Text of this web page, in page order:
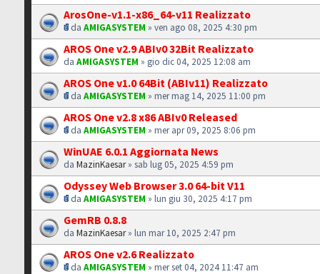
ArosOne-v1.1-x86_64-v11 Realizzato
daAMIGASYSTEM » ven ago 08, 2025 4:30 pm
AROS One v2.9 ABIv0 32Bit Realizzato
daAMIGASYSTEM » gio dic 04, 2025 12:08 am
AROS One v1.0 64Bit (ABIv11) Realizzato
daAMIGASYSTEM » mer mag 14, 2025 11:00 pm
AROS One v2.8 x86 ABIv0 Released
daAMIGASYSTEM » mer apr 09, 2025 8:06 pm
WinUAE 6.0.1 Aggiornata News
daMazinKaesar» sab lug 05, 2025 4:59 pm
Odyssey Web Browser 3.0 64-bit V11
daAMIGASYSTEM » lun giu 30, 2025 4:17 pm
GemRB 0.8.8
daMazinKaesar» lun mar 10, 2025 2:47 pm
AROS One v2.6 Realizzato
daAMIGASYSTEM » mer set 04, 2024 11:47 am